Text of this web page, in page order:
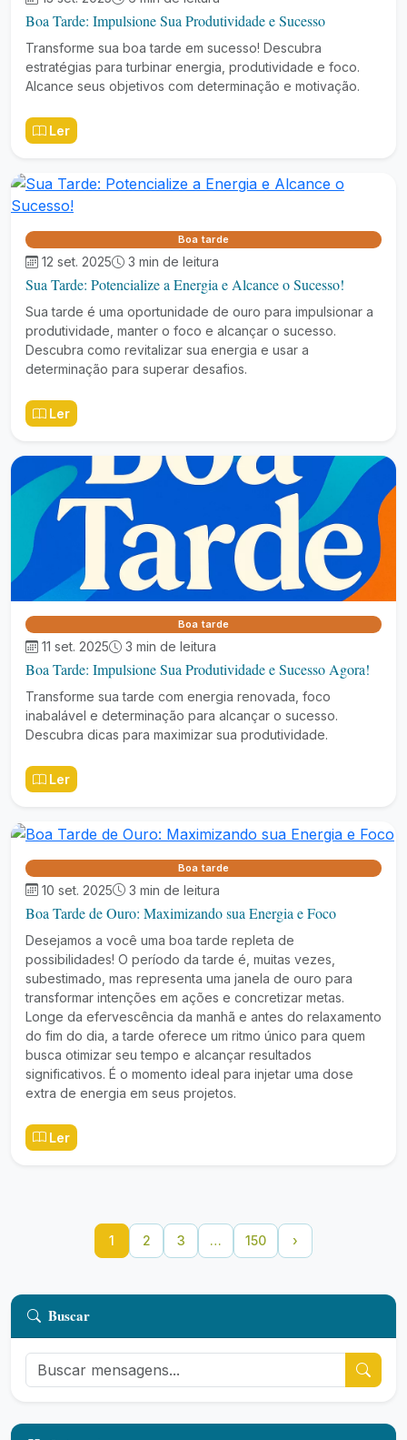
Boa Tarde: Impulsione Sua Produtividade e Sucesso
Transforme sua boa tarde em sucesso! Descubra
estratégias para turbinar energia, produtividade e foco.
Alcance seus objetivos com determinação e motivação.
Ler
Boa tarde
12 set. 2025 3 min de leitura
Sua Tarde: Potencialize a Energia e Alcance o Sucesso!
Sua tarde é uma oportunidade de ouro para impulsionar a
produtividade, manter o foco e alcançar o sucesso.
Descubra como revitalizar sua energia e usar a
determinação para superar desafios.
Ler
Boa tarde
11 set. 2025 3 min de leitura
Boa Tarde: Impulsione Sua Produtividade e Sucesso Agora!
Transforme sua tarde com energia renovada, foco
inabalável e determinação para alcançar o sucesso.
Descubra dicas para maximizar sua produtividade.
Ler
Boa tarde
10 set. 2025 3 min de leitura
Boa Tarde de Ouro: Maximizando sua Energia e Foco
Desejamos a você uma boa tarde repleta de
possibilidades! O período da tarde é, muitas vezes,
subestimado, mas representa uma janela de ouro para
transformar intenções em ações e concretizar metas.
Longe da efervescência da manhã e antes do relaxamento
do fim do dia, a tarde oferece um ritmo único para quem
busca otimizar seu tempo e alcançar resultados
significativos. É o momento ideal para injetar uma dose
extra de energia em seus projetos.
Ler
1 2 3 … 150 ›
Buscar